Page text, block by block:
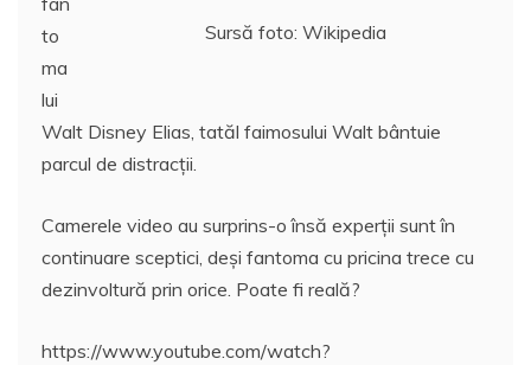
Sursă foto: Wikipedia
to
ma
lui
Walt Disney Elias, tatăl faimosului Walt bântuie
parcul de distracții.
Camerele video au surprins-o însă experții sunt în
continuare sceptici, deşi fantoma cu pricina trece cu
dezinvoltură prin orice. Poate fi reală?
https://www.youtube.com/watch?